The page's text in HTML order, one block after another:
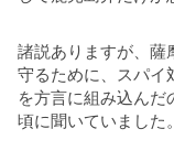
諸説ありますが、薩
守るために、スパイ
を方言に組み込ん
頃に聞いていました。